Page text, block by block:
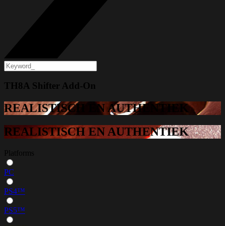
TH8A Shifter Add-On
REALISTISCH EN AUTHENTIEK
REALISTISCH EN AUTHENTIEK
Platforms
PC
PS4™
PS5™